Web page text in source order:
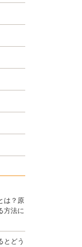
は？原
方法に
とどう